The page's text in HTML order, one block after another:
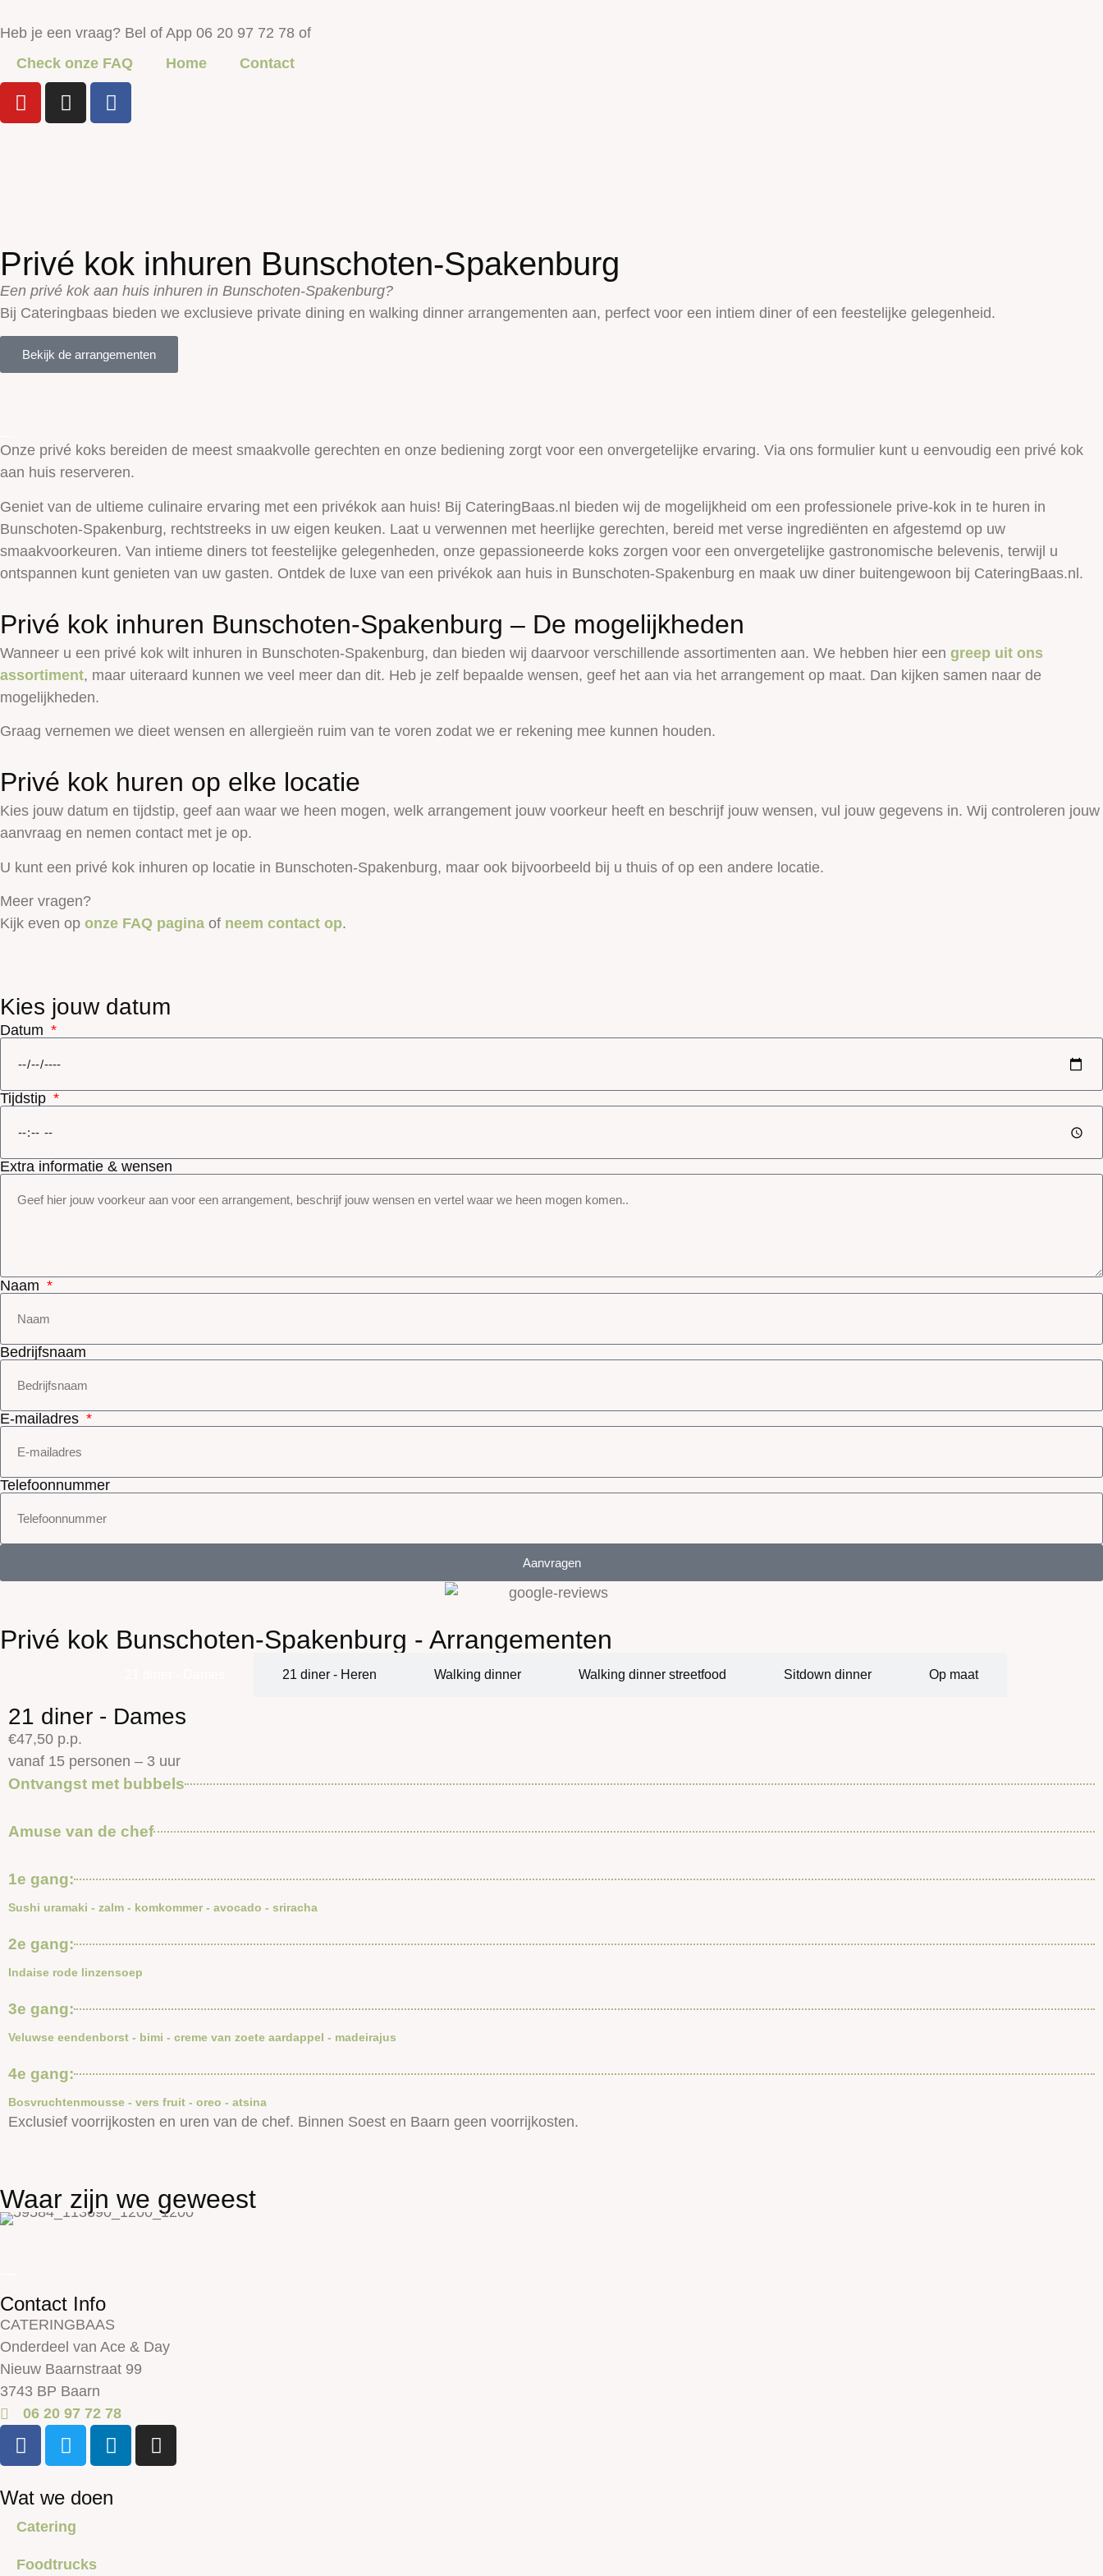
Heb je een vraag? Bel of App 06 20 97 72 78 of
Check onze FAQ
Home Contact
Privé kok inhuren Bunschoten-Spakenburg
Een privé kok aan huis inhuren in Bunschoten-Spakenburg?
Bij Cateringbaas bieden we exclusieve private dining en walking dinner arrangementen aan, perfect voor een intiem diner of een feestelijke gelegenheid.
Bekijk de arrangementen
Onze privé koks bereiden de meest smaakvolle gerechten en onze bediening zorgt voor een onvergetelijke ervaring. Via ons formulier kunt u eenvoudig een privé kok
aan huis reserveren.
Geniet van de ultieme culinaire ervaring met een privékok aan huis! Bij CateringBaas.nl bieden wij de mogelijkheid om een professionele prive-kok in te huren in
Bunschoten-Spakenburg, rechtstreeks in uw eigen keuken. Laat u verwennen met heerlijke gerechten, bereid met verse ingrediënten en afgestemd op uw
smaakvoorkeuren. Van intieme diners tot feestelijke gelegenheden, onze gepassioneerde koks zorgen voor een onvergetelijke gastronomische belevenis, terwijl u
ontspannen kunt genieten van uw gasten. Ontdek de luxe van een privékok aan huis in Bunschoten-Spakenburg en maak uw diner buitengewoon bij CateringBaas.nl.
Privé kok inhuren Bunschoten-Spakenburg – De mogelijkheden
Wanneer u een privé kok wilt inhuren in Bunschoten-Spakenburg, dan bieden wij daarvoor verschillende assortimenten aan. We hebben hier een greep uit ons
assortiment, maar uiteraard kunnen we veel meer dan dit. Heb je zelf bepaalde wensen, geef het aan via het arrangement op maat. Dan kijken samen naar de
mogelijkheden.
Graag vernemen we dieet wensen en allergieën ruim van te voren zodat we er rekening mee kunnen houden.
Privé kok huren op elke locatie
Kies jouw datum en tijdstip, geef aan waar we heen mogen, welk arrangement jouw voorkeur heeft en beschrijf jouw wensen, vul jouw gegevens in. Wij controleren jouw
aanvraag en nemen contact met je op.
U kunt een privé kok inhuren op locatie in Bunschoten-Spakenburg, maar ook bijvoorbeeld bij u thuis of op een andere locatie.
Meer vragen?
Kijk even op onze FAQ pagina of neem contact op.
Kies jouw datum
Datum
Tijdstip
Extra informatie & wensen
Naam
Bedrijfsnaam
E-mailadres
Telefoonnummer
Aanvragen
Privé kok Bunschoten-Spakenburg - Arrangementen
21 diner - Heren Walking dinner Walking dinner streetfood Sitdown dinner Op maat
21 diner - Dames
€47,50 p.p.
vanaf 15 personen – 3 uur
Ontvangst met bubbels
Amuse van de chef
1e gang:
Sushi uramaki - zalm - komkommer - avocado - sriracha
2e gang:
Indaise rode linzensoep
3e gang:
Veluwse eendenborst - bimi - creme van zoete aardappel - madeirajus
4e gang:
Bosvruchtenmousse - vers fruit - oreo - atsina
Exclusief voorrijkosten en uren van de chef. Binnen Soest en Baarn geen voorrijkosten.
Waar zijn we geweest
Contact Info
CATERINGBAAS
Onderdeel van Ace & Day
Nieuw Baarnstraat 99
3743 BP Baarn
06 20 97 72 78
Wat we doen
Catering
Foodtrucks